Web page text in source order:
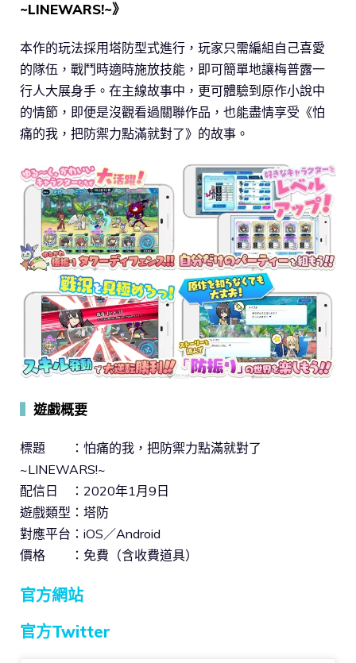
~LINEWARS!~》
本作的玩法採用塔防型式進行，玩家只需編組自己喜愛
的隊伍，戰鬥時適時施放技能，即可簡單地讓梅普露一
行人大展身手。在主線故事中，更可體驗到原作小說中
的情節，即便是沒觀看過關聯作品，也能盡情享受《怕
痛的我，把防禦力點滿就對了》的故事。
遊戲概要
標題 ：怕痛的我，把防禦力點滿就對了
~LINEWARS!~
配信日 ：2020年1月9日
遊戲類型：塔防
對應平台：iOS／Android
價格 ：免費（含收費道具）
官方網站
官方Twitter